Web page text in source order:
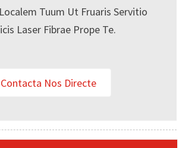
Tuum Ut Fruaris Servitio
Laser Fibrae Prope Te.
Contacta Nos Directe